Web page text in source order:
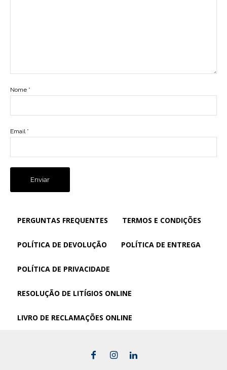
Nome *
Email *
PERGUNTAS FREQUENTES TERMOS E CONDIÇÕES
POLÍTICA DE DEVOLUÇÃO POLÍTICA DE ENTREGA
POLÍTICA DE PRIVACIDADE
RESOLUÇÃO DE LITÍGIOS ONLINE
LIVRO DE RECLAMAÇÕES ONLINE